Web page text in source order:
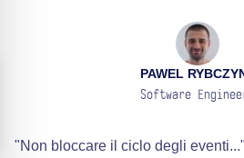
PAWEL
Software
"Non bloccare il ciclo degli